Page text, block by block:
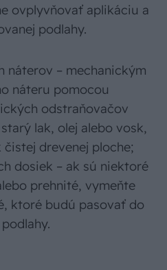
ovplyvňovať aplikáciu a
podlahy.
náterov – mechanickým
náteru pomocou
odstraňovačov
lak, olej alebo vosk,
drevenej ploche;
dosiek – ak sú niektoré
prehnité, vymeňte
ktoré budú pasovať do